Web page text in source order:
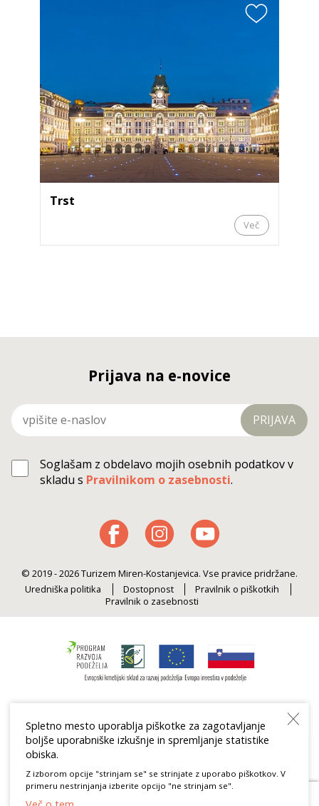
Trst
Več
Prijava na e-novice
PRIJAVA
Soglašam z obdelavo mojih osebnih podatkov v
skladu s Pravilnikom o zasebnosti.
© 2019 - 2026 Turizem Miren-Kostanjevica. Vse pravice pridržane.
Uredniška politika
Dostopnost
Pravilnik o piškotkih
Pravilnik o zasebnosti
Spletno mesto uporablja piškotke za zagotavljanje
boljše uporabniške izkušnje in spremljanje statistike
obiska.
Z izborom opcije "strinjam se" se strinjate z uporabo piškotkov. V
primeru nestrinjanja izberite opcijo "ne strinjam se".